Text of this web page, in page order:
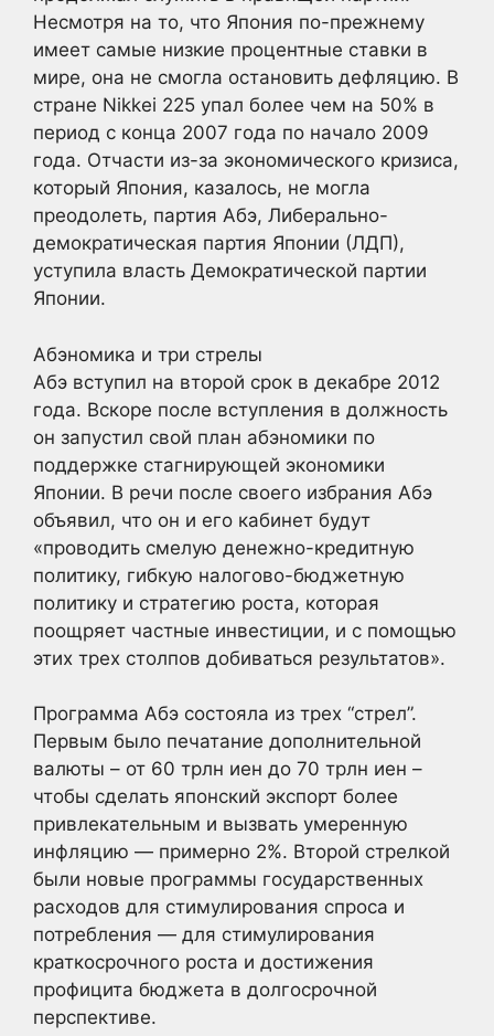
Несмотря на то, что Япония по-прежнему
имеет самые низкие процентные ставки в
мире, она не смогла остановить дефляцию. В
стране Nikkei 225 упал более чем на 50% в
период с конца 2007 года по начало 2009
года. Отчасти из-за экономического кризиса,
который Япония, казалось, не могла
преодолеть, партия Абэ, Либерально-
демократическая партия Японии (ЛДП),
уступила власть Демократической партии
Японии.
Абэномика и три стрелы
Абэ вступил на второй срок в декабре 2012
года. Вскоре после вступления в должность
он запустил свой план абэномики по
поддержке стагнирующей экономики
Японии. В речи после своего избрания Абэ
объявил, что он и его кабинет будут
«проводить смелую денежно-кредитную
политику, гибкую налогово-бюджетную
политику и стратегию роста, которая
поощряет частные инвестиции, и с помощью
этих трех столпов добиваться результатов».
Программа Абэ состояла из трех “стрел”.
Первым было печатание дополнительной
валюты – от 60 трлн иен до 70 трлн иен –
чтобы сделать японский экспорт более
привлекательным и вызвать умеренную
инфляцию — примерно 2%. Второй стрелкой
были новые программы государственных
расходов для стимулирования спроса и
потребления — для стимулирования
краткосрочного роста и достижения
профицита бюджета в долгосрочной
перспективе.